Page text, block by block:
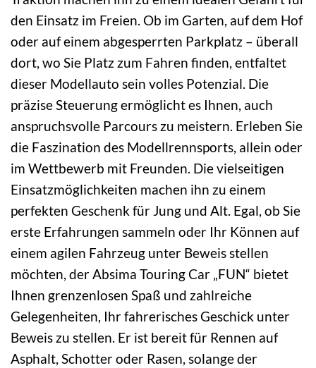
den Einsatz im Freien. Ob im Garten, auf dem Hof
oder auf einem abgesperrten Parkplatz – überall
dort, wo Sie Platz zum Fahren finden, entfaltet
dieser Modellauto sein volles Potenzial. Die
präzise Steuerung ermöglicht es Ihnen, auch
anspruchsvolle Parcours zu meistern. Erleben Sie
die Faszination des Modellrennsports, allein oder
im Wettbewerb mit Freunden. Die vielseitigen
Einsatzmöglichkeiten machen ihn zu einem
perfekten Geschenk für Jung und Alt. Egal, ob Sie
erste Erfahrungen sammeln oder Ihr Können auf
einem agilen Fahrzeug unter Beweis stellen
möchten, der Absima Touring Car „FUN“ bietet
Ihnen grenzenlosen Spaß und zahlreiche
Gelegenheiten, Ihr fahrerisches Geschick unter
Beweis zu stellen. Er ist bereit für Rennen auf
Asphalt, Schotter oder Rasen, solange der